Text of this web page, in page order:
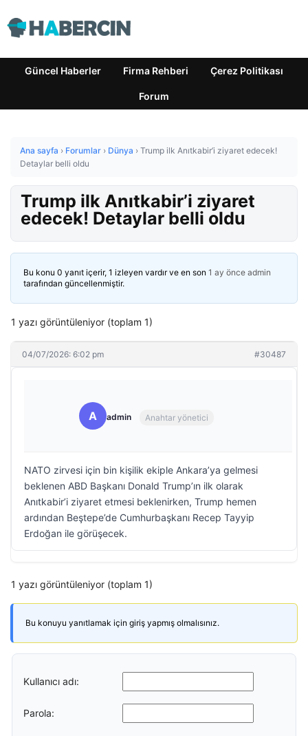
Güncel Haberler Firma Rehberi Çerez Politikası
Forum
Ana sayfa › Forumlar › Dünya › Trump ilk Anıtkabir’i ziyaret edecek!
Detaylar belli oldu
Trump ilk Anıtkabir’i ziyaret
edecek! Detaylar belli oldu
Bu konu 0 yanıt içerir, 1 izleyen vardır ve en son 1 ay önce admin
tarafından güncellenmiştir.
1 yazı görüntüleniyor (toplam 1)
04/07/2026: 6:02 pm #30487
A admin Anahtar yönetici
NATO zirvesi için bin kişilik ekiple Ankara’ya gelmesi
beklenen ABD Başkanı Donald Trump’ın ilk olarak
Anıtkabir’i ziyaret etmesi beklenirken, Trump hemen
ardından Beştepe’de Cumhurbaşkanı Recep Tayyip
Erdoğan ile görüşecek.
1 yazı görüntüleniyor (toplam 1)
Bu konuyu yanıtlamak için giriş yapmış olmalısınız.
Kullanıcı adı:
Parola: